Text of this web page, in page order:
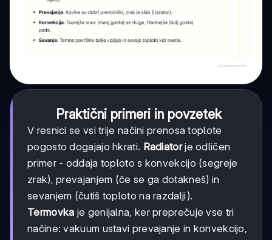
Praktični primeri in povzetek
V resnici se vsi trije načini prenosa toplote
pogosto dogajajo hkrati. Radiatorje odličen
primer - oddaja toploto s konvekcijo (segreje
zrak), prevajanjem (če se ga dotakneš) in
sevanjem (čutiš toploto na razdalji).
Termovka je genijalna, ker preprečuje vse tri
načine: vakuum ustavi prevajanje in konvekcijo,